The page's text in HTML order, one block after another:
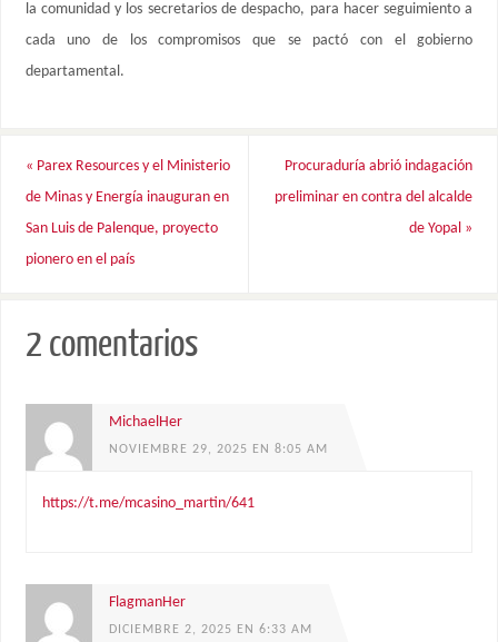
la comunidad y los secretarios de despacho, para hacer seguimiento a
cada uno de los compromisos que se pactó con el gobierno
departamental.
« Parex Resources y el Ministerio
de Minas y Energía inauguran en
San Luis de Palenque, proyecto
pionero en el país
Procuraduría abrió indagación
preliminar en contra del alcalde
de Yopal »
2 comentarios
MichaelHer
NOVIEMBRE 29, 2025 EN 8:05 AM
https://t.me/mcasino_martin/641
FlagmanHer
DICIEMBRE 2, 2025 EN 6:33 AM